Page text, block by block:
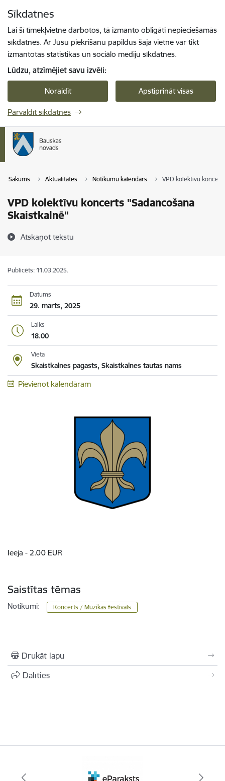
Sīkdatnes
Lai šī tīmekļvietne darbotos, tā izmanto obligāti nepieciešamās
sīkdatnes. Ar Jūsu piekrišanu papildus šajā vietnē var tikt
izmantotas statistikas un sociālo mediju sīkdatnes.
Lūdzu, atzīmējiet savu izvēli:
Noraidīt Apstiprināt visas
Pārvaldīt sīkdatnes
Sākums Aktualitātes Notikumu kalendārs VPD kolektīvu
VPD kolektīvu koncerts "Sadancošana
Skaistkalnē"
Atskaņot tekstu
Publicēts: 11.03.2025.
Datums
29. marts, 2025
Laiks
18.00
Vieta
Skaistkalnes pagasts, Skaistkalnes tautas nams
Pievienot kalendāram
Ieeja - 2.00 EUR
Saistītas tēmas
Notikumi: Koncerts / Mūzikas festivāls
Drukāt lapu
Dalīties